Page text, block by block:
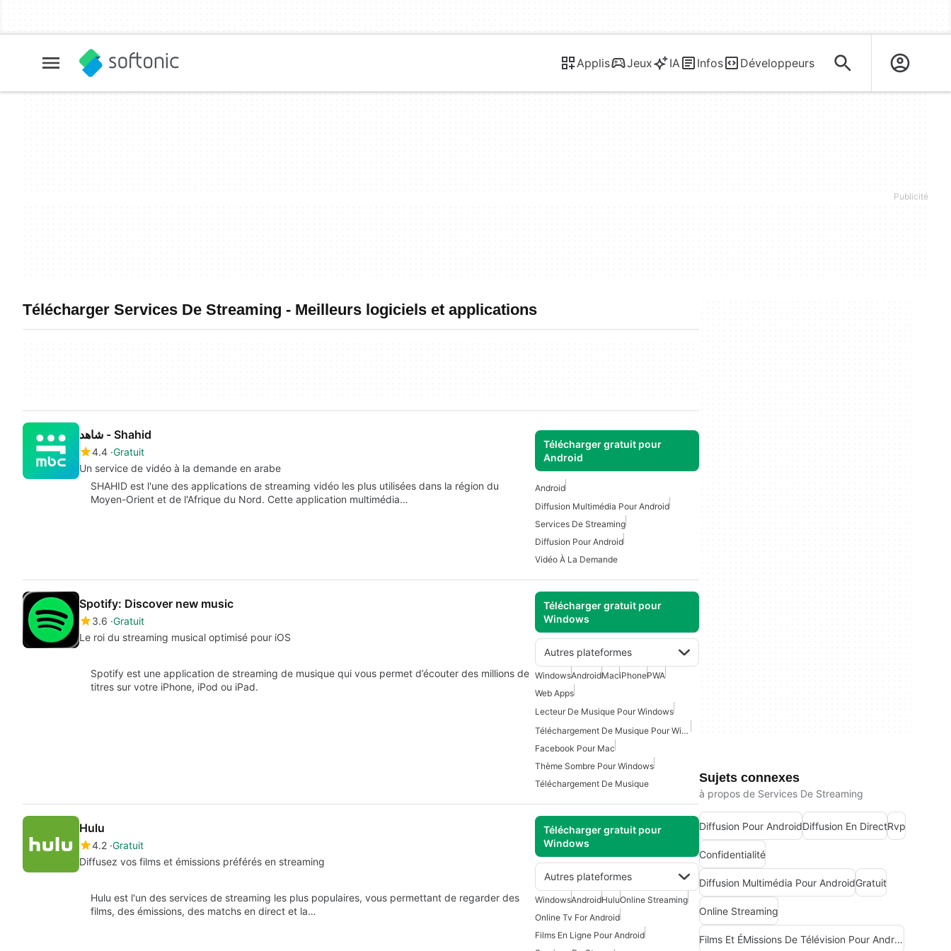
Applis Jeux IA Infos Développeurs
Télécharger Services De Streaming - Meilleurs logiciels et applications
ﺷﺎﻫﺪ - Shahid
4.4 Gratuit
Un service de vidéo à la demande en arabe
Télécharger gratuit pour
Android
SHAHID est l'une des applications de streaming vidéo les plus utilisées dans la région du
Moyen-Orient et de l'Afrique du Nord. Cette application multimédia…
Android
Diffusion Multimédia Pour Android
Services De Streaming
Diffusion Pour Android
Vidéo À La Demande
Spotify: Discover new music
3.6 Gratuit
Le roi du streaming musical optimisé pour iOS
Télécharger gratuit pour
Windows
Autres plateformes
Spotify est une application de streaming de musique qui vous permet d’écouter des millions de
titres sur votre iPhone, iPod ou iPad.
WindowsAndroidMaciPhonePWA
Web Apps
Lecteur De Musique Pour Windows
Téléchargement De Musique Pour Windows 10
Facebook Pour Mac
Thème Sombre Pour Windows
Téléchargement De Musique
Hulu
4.2 Gratuit
Diffusez vos films et émissions préférés en streaming
Télécharger gratuit pour
Windows
Autres plateformes
Hulu est l'un des services de streaming les plus populaires, vous permettant de regarder des
films, des émissions, des matchs en direct et la…
WindowsAndroidHuluOnline Streaming
Online Tv For Android
Films En Ligne Pour Android
Sujets connexes
à propos de Services De Streaming
Diffusion Pour AndroidDiffusion En DirectRvp
Confidentialité
Diffusion Multimédia Pour AndroidGratuit
Online Streaming
Films Et ÉMissions De Télévision Pour Android